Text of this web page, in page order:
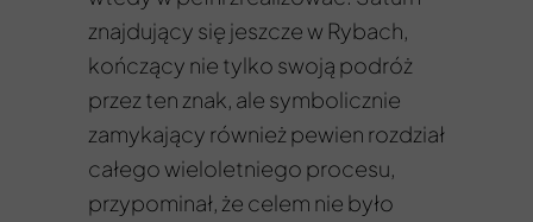
znajdujący się jeszcze w Rybach,
kończący nie tylko swoją podróż
przez ten znak, ale symbolicznie
zamykający również pewien rozdział
całego wieloletniego procesu,
przypominał, że celem nie było